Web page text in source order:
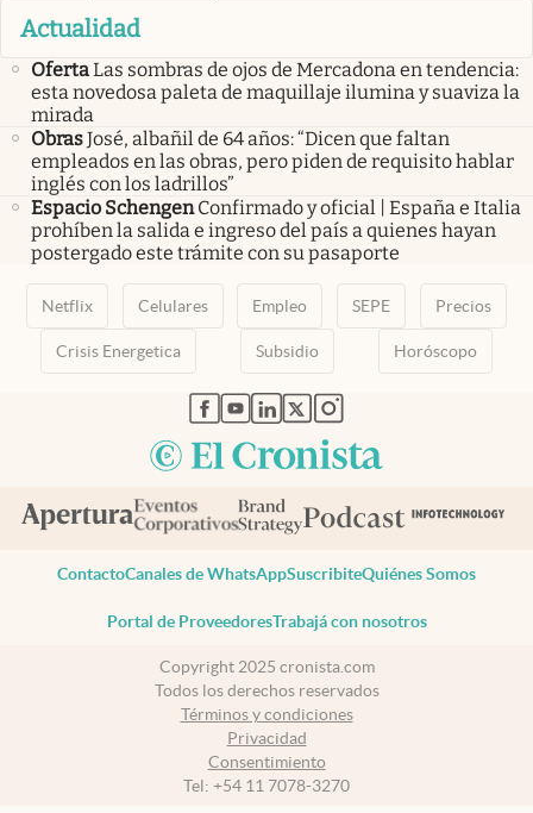
Actualidad
OfertaLas sombras de ojos de Mercadona en tendencia:
esta novedosa paleta de maquillaje ilumina y suaviza la
mirada
ObrasJosé, albañil de 64 años: “Dicen que faltan
empleados en las obras, pero piden de requisito hablar
inglés con los ladrillos”
Espacio Schengen Confirmado y oficial | España e Italia
prohíben la salida e ingreso del país a quienes hayan
postergado este trámite con su pasaporte
Netflix Celulares Empleo SEPE Precios
Crisis Energetica Subsidio Horóscopo
abre en nueva pestaña
abre en nueva pestaña
abre en nueva pestaña
abre en nueva pestaña
abre en nueva pestaña
ContactoCanales de WhatsAppSuscribiteQuiénes Somos
Portal de ProveedoresTrabajá con nosotros
Copyright 2025 cronista.com
Todos los derechos reservados
Términos y condiciones
Privacidad
Consentimiento
Tel: +54 11 7078-3270